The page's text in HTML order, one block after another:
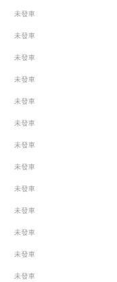
未發車
未發車
未發車
未發車
未發車
未發車
未發車
未發車
未發車
未發車
未發車
未發車
未發車